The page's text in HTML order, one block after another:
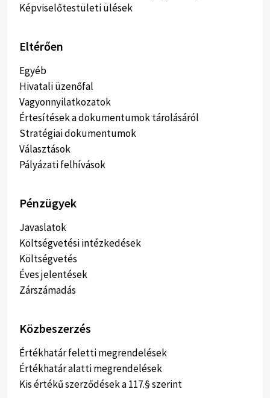
Képviselőtestületi ülések
Eltérően
Egyéb
Hivatali üzenőfal
Vagyonnyilatkozatok
Értesítések a dokumentumok tárolásáról
Stratégiai dokumentumok
Választások
Pályázati felhívások
Pénzügyek
Javaslatok
Költségvetési intézkedések
Költségvetés
Éves jelentések
Zárszámadás
Közbeszerzés
Értékhatár feletti megrendelések
Értékhatár alatti megrendelések
Kis értékű szerződések a 117.§ szerint